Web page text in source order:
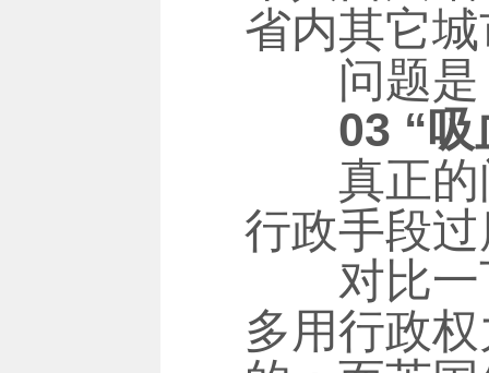
省内其它
问题是：
03 “吸
真正的问
行政手段
对比一下
多用行政